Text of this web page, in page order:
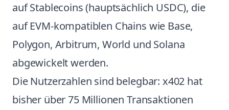
auf Stablecoins (hauptsächlich USDC), die
auf EVM-kompatiblen Chains wie Base,
Polygon, Arbitrum, World und Solana
abgewickelt werden.
Die Nutzerzahlen sind belegbar: x402 hat
bisher über 75 Millionen Transaktionen